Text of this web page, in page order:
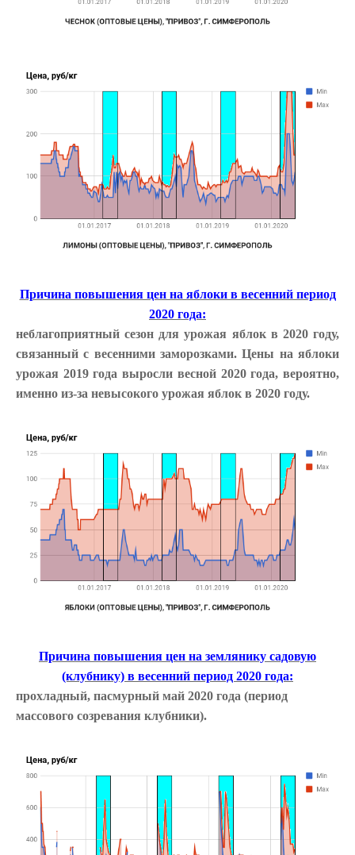
Причина повышения цен на яблоки в весенний период
2020 года:
неблагоприятный сезон для урожая яблок в 2020 году,
связанный с весенними заморозками. Цены на яблоки
урожая 2019 года выросли весной 2020 года, вероятно,
именно из-за невысокого урожая яблок в 2020 году.
Причина повышения цен на землянику садовую
(клубнику) в весенний период 2020 года:
прохладный, пасмурный май 2020 года (период
массового созревания клубники).